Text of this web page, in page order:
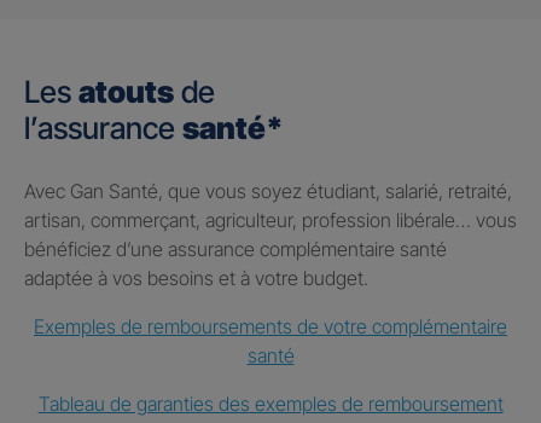
Les atouts de
l’assurance santé*
Avec Gan Santé, que vous soyez étudiant, salarié, retraité,
artisan, commerçant, agriculteur, profession libérale… vous
bénéficiez d’une assurance complémentaire santé
adaptée à vos besoins et à votre budget.
Exemples de remboursements de votre complémentaire
santé
Tableau de garanties des exemples de remboursement